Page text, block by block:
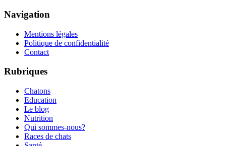
Navigation
Mentions légales
Politique de confidentialité
Contact
Rubriques
Chatons
Education
Le blog
Nutrition
Qui sommes-nous?
Races de chats